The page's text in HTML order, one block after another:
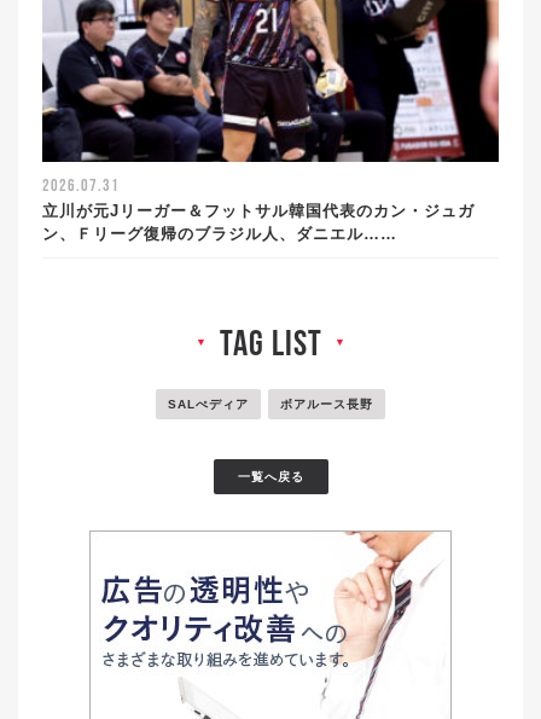
2026.07.31
立川が元Jリーガー＆フットサル韓国代表のカン・ジュガ
ン、Ｆリーグ復帰のブラジル人、ダニエル……
▼ tag list ▼
SALぺディア ボアルース長野
一覧へ戻る